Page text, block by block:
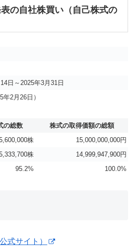
の自社株買い（自己株式の
日～2025年3月31日
2月26日）
の総数
株式の取得価額の総額
株
15,000,000,000円
株
14,999,947,900円
95.2% 100.0%
式サイト）